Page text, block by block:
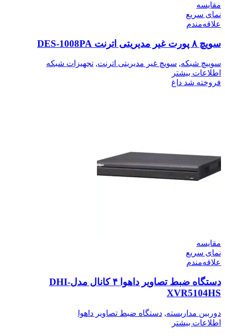
مقایسه
نمای سریع
علاقه‌مندم
سویچ ۸ پورت غیر مدیریتی اترنت DES-1008PA
سوییچ شبکه, سویچ غیر مدیریتی اترنت, تجهیزات شبکه
اطلاعات بیشتر
فروخته شد داغ
مقایسه
نمای سریع
علاقه‌مندم
دستگاه ضبط تصاویر داهوا ۴ کانال مدلDHI-
XVR5104HS
دوربین مداربسته, دستگاه ضبط تصاویر داهوا
اطلاعات بیشتر